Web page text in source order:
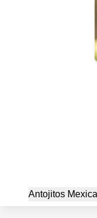
Antojitos